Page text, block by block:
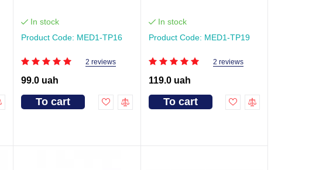
In stock
Product Code: MED1-TP16
2 reviews
99.0 uah
To cart
In stock
Product Code: MED1-TP19
2 reviews
119.0 uah
To cart